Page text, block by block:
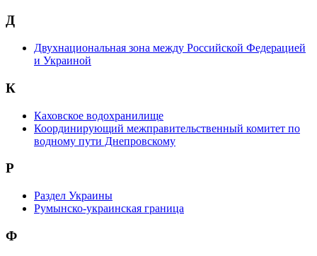
Д
Двухнациональная зона между Российской Федерацией
и Украиной
К
Каховское водохранилище
Координирующий межправительственный комитет по
водному пути Днепровскому
Р
Раздел Украины
Румынско-украинская граница
Ф